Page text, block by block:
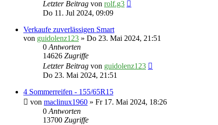
Letzter Beitrag von rolf.g3
Do 11. Jul 2024, 09:09
Verkaufe zuverlässigen Smart
von guidolenz123 » Do 23. Mai 2024, 21:51
0Antworten
14626 Zugriffe
Letzter Beitrag von guidolenz123
Do 23. Mai 2024, 21:51
4 Sommerreifen - 155/65R15
von maclinux1960 » Fr 17. Mai 2024, 18:26
0Antworten
13700 Zugriffe